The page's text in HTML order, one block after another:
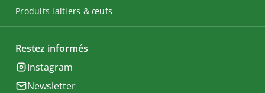
Produits laitiers & œufs
Restez informés
Instagram
Newsletter